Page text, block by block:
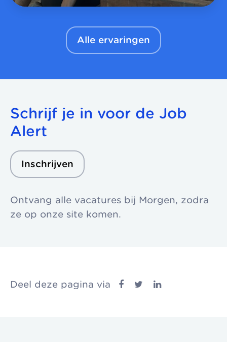
Alle ervaringen
Schrijf je in voor de Job
Alert
Inschrijven
Ontvang alle vacatures bij Morgen, zodra
ze op onze site komen.
Deel deze pagina via